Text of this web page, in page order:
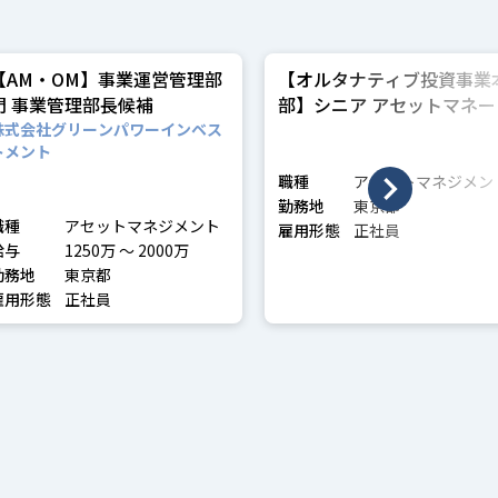
AM・OM】事業運営管理部
事業管理部長候補
式会社グリーンパワーインベス
メント
種
アセットマネジメント
与
1250万 〜 2000万
務地
東京都
用形態
正社員
【オルタナティブ投資事業
部】シニア アセットマネ
職種
アセットマネジメン
勤務地
東京都
雇用形態
正社員